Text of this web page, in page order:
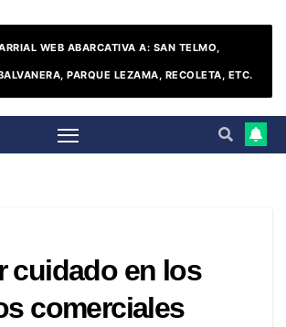
WEB ABARCATIVA A: SAN TELMO,
PARQUE LEZAMA, RECOLETA, ETC.
cuidado en los
comerciales